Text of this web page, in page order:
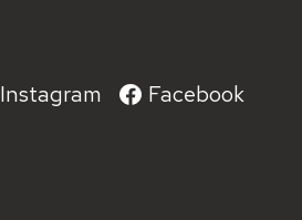
Instagram
Facebook